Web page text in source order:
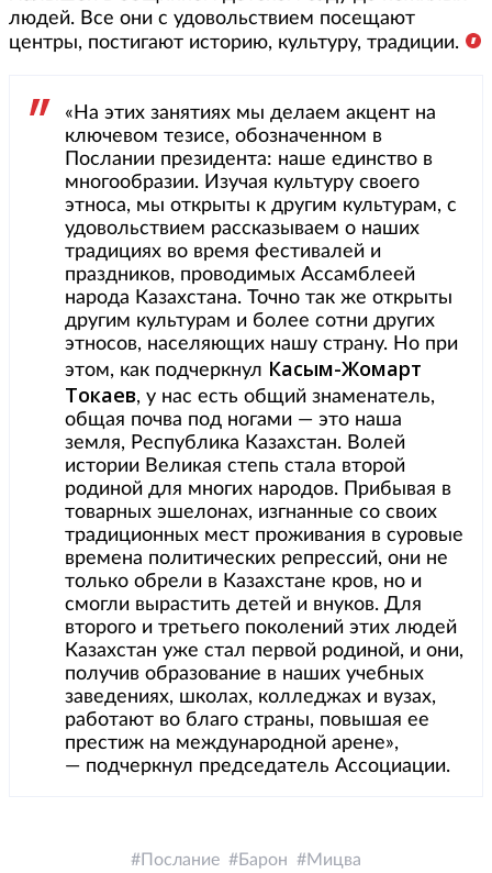
людей. Все они с удовольствием посещают
центры, постигают историю, культуру, традиции.
«На этих занятиях мы делаем акцент на
ключевом тезисе, обозначенном в
Послании президента: наше единство в
многообразии. Изучая культуру своего
этноса, мы открыты к другим культурам, с
удовольствием рассказываем о наших
традициях во время фестивалей и
праздников, проводимых Ассамблеей
народа Казахстана. Точно так же открыты
другим культурам и более сотни других
этносов, населяющих нашу страну. Но при
этом, как подчеркнул Касым-Жомарт
Токаев, у нас есть общий знаменатель,
общая почва под ногами — это наша
земля, Республика Казахстан. Волей
истории Великая степь стала второй
родиной для многих народов. Прибывая в
товарных эшелонах, изгнанные со своих
традиционных мест проживания в суровые
времена политических репрессий, они не
только обрели в Казахстане кров, но и
смогли вырастить детей и внуков. Для
второго и третьего поколений этих людей
Казахстан уже стал первой родиной, и они,
получив образование в наших учебных
заведениях, школах, колледжах и вузах,
работают во благо страны, повышая ее
престиж на международной арене»,
— подчеркнул председатель Ассоциации.
Послание Барон Мицва